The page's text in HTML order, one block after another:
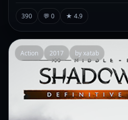
390 💬 0 ★ 4.9
Action 2017 by xatab